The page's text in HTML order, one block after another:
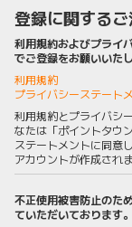
登録に関する
利用規約およびプライ
でご登録をお願いいたし
利用規約
プライバシーステート
利用規約とプライバシ
なたは「ポイントタウ
ステートメントに同意
アカウントが作成されま
不正使用被害防止のた
ていただいております。